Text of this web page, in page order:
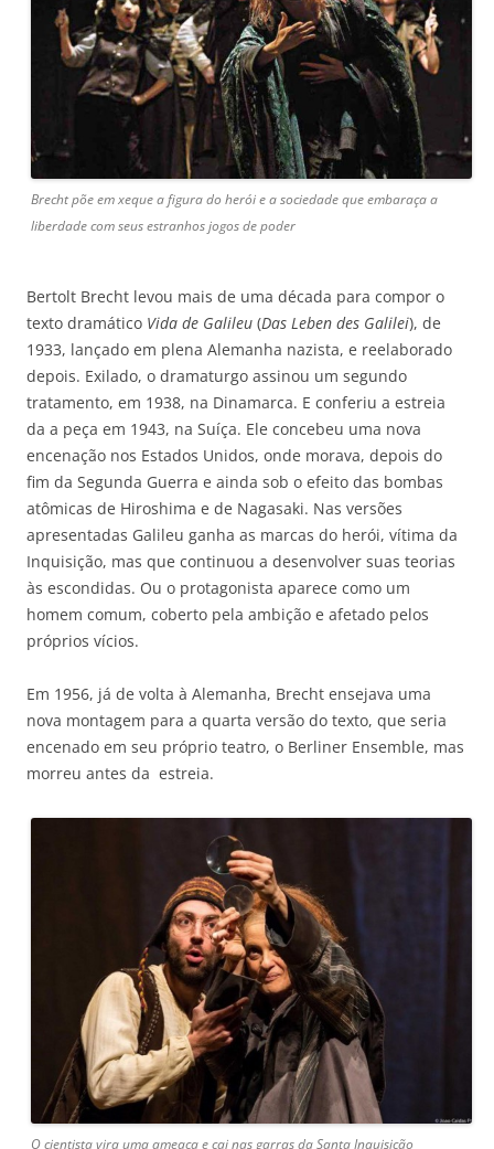
Brecht põe em xeque a figura do herói e a sociedade que embaraça a
liberdade com seus estranhos jogos de poder
Bertolt Brecht levou mais de uma década para compor o
texto dramático Vida de Galileu (Das Leben des Galilei), de
1933, lançado em plena Alemanha nazista, e reelaborado
depois. Exilado, o dramaturgo assinou um segundo
tratamento, em 1938, na Dinamarca. E conferiu a estreia
da a peça em 1943, na Suíça. Ele concebeu uma nova
encenação nos Estados Unidos, onde morava, depois do
fim da Segunda Guerra e ainda sob o efeito das bombas
atômicas de Hiroshima e de Nagasaki. Nas versões
apresentadas Galileu ganha as marcas do herói, vítima da
Inquisição, mas que continuou a desenvolver suas teorias
às escondidas. Ou o protagonista aparece como um
homem comum, coberto pela ambição e afetado pelos
próprios vícios.
Em 1956, já de volta à Alemanha, Brecht ensejava uma
nova montagem para a quarta versão do texto, que seria
encenado em seu próprio teatro, o Berliner Ensemble, mas
morreu antes da estreia.
O cientista vira uma ameaça e cai nas garras da Santa Inquisição